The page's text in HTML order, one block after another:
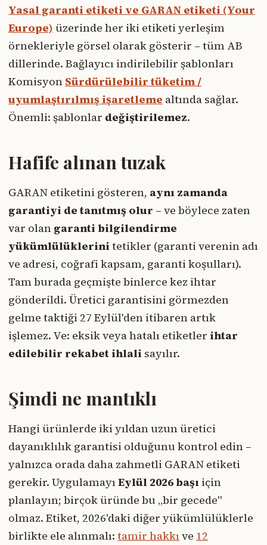
Yasal garanti etiketi ve GARAN etiketi (Your
Europe) üzerinde her iki etiketi yerleşim
örnekleriyle görsel olarak gösterir – tüm AB
dillerinde. Bağlayıcı indirilebilir şablonları
Komisyon Sürdürülebilir tüketim /
uyumlaştırılmış işaretleme altında sağlar.
Önemli: şablonlar değiştirilemez.
Hafife alınan tuzak
GARAN etiketini gösteren, aynı zamanda
garantiyi de tanıtmış olur – ve böylece zaten
var olan garanti bilgilendirme
yükümlülüklerinitetikler (garanti verenin adı
ve adresi, coğrafi kapsam, garanti koşulları).
Tam burada geçmişte binlerce kez ihtar
gönderildi. Üretici garantisini görmezden
gelme taktiği 27 Eylül'den itibaren artık
işlemez. Ve: eksik veya hatalı etiketler ihtar
edilebilir rekabet ihlali sayılır.
Şimdi ne mantıklı
Hangi ürünlerde iki yıldan uzun üretici
dayanıklılık garantisi olduğunu kontrol edin –
yalnızca orada daha zahmetli GARAN etiketi
gerekir. UygulamayıEylül 2026 başı için
planlayın; birçok üründe bu „bir gecede"
olmaz. Etiket, 2026'daki diğer yükümlülüklerle
birlikte ele alınmalı: tamir hakkıve 12